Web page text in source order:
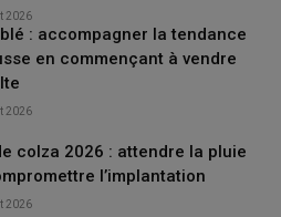
obtenir le crédit d’impôt bio
du crédit
?
2026
: accompagner la tendance
en commençant à vendre
2026
colza 2026 : attendre la pluie
l’implantation
2026